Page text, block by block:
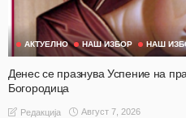
АКТУЕЛНО НАШ ИЗБОР НАШ
Денес се празнува Успение на
Богородица
Редакција Август 7, 2026